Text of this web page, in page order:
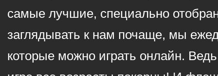
самые лучшие, специально
заглядывать к нам почаще, мы
которые можно играть онлайн.